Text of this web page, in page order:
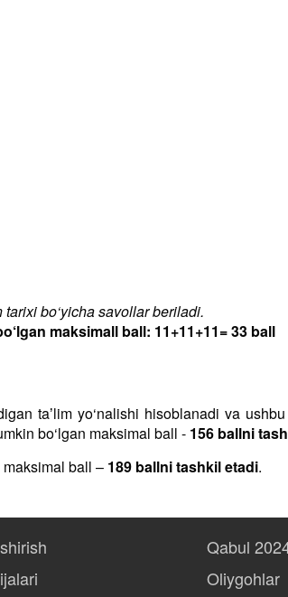
bo‘yicha savollar beriladi.
maksimall ball: 11+11+11= 33 ball
taʼlim yo‘nalishi hisoblanadi va
bo‘lgan maksimal ball - 156 ballni
maksimal ball – 189 ballni tashkil etadi.
Qabul
Oliygohlar